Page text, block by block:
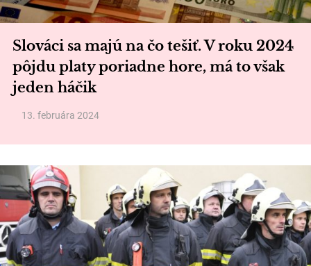
Slováci sa majú na čo tešiť. V roku 2024
pôjdu platy poriadne hore, má to však
jeden háčik
13. februára 2024